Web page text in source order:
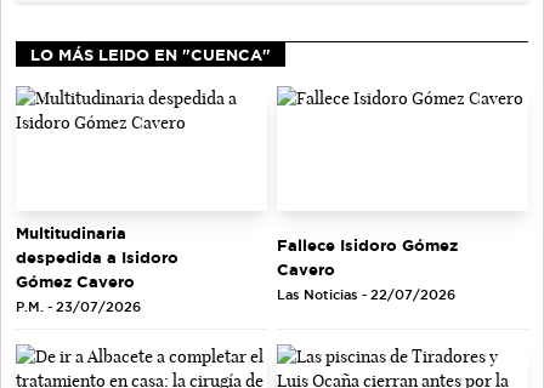
LO MÁS LEIDO EN "CUENCA"
Multitudinaria
despedida a Isidoro
Gómez Cavero
P.M. - 23/07/2026
Fallece Isidoro Gómez
Cavero
Las Noticias - 22/07/2026